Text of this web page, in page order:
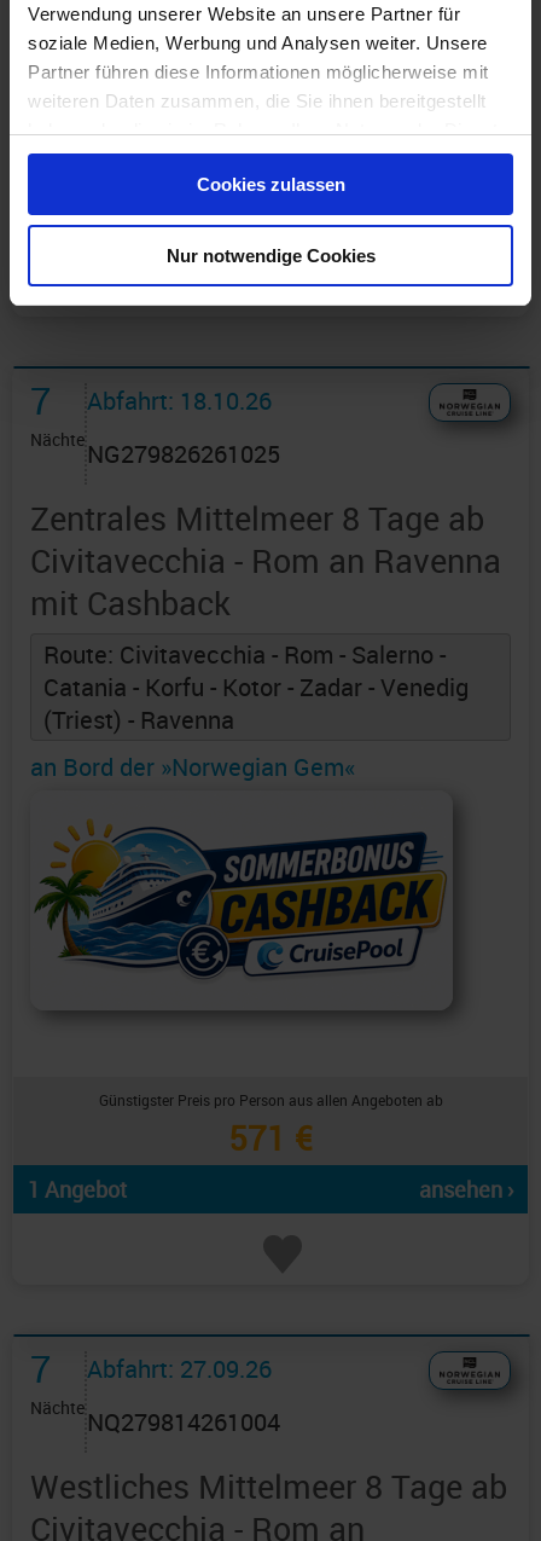
Verwendung unserer Website an unsere Partner für
soziale Medien, Werbung und Analysen weiter. Unsere
Partner führen diese Informationen möglicherweise mit
weiteren Daten zusammen, die Sie ihnen bereitgestellt
haben oder die sie im Rahmen Ihrer Nutzung der Dienste
gesammelt haben.
Cookies zulassen
Nur notwendige Cookies
Günstigster Preis pro Person aus allen Angeboten ab
553 €
1 Angebot ansehen ›
7
Nächte
Abfahrt: 18.10.26
NG279826261025
Zentrales Mittelmeer 8 Tage ab
Civitavecchia - Rom an Ravenna
mit Cashback
Route: Civitavecchia - Rom - Salerno -
Catania - Korfu - Kotor - Zadar - Venedig
(Triest) - Ravenna
an Bord der »Norwegian Gem«
Günstigster Preis pro Person aus allen Angeboten ab
571 €
1 Angebot ansehen ›
7
Nächte
Abfahrt: 27.09.26
NQ279814261004
Westliches Mittelmeer 8 Tage ab
Civitavecchia - Rom an